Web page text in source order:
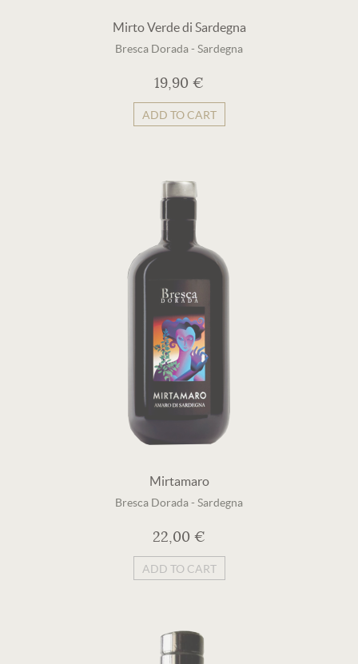
Mirto Verde di Sardegna
Bresca Dorada- Sardegna
19,90 €
ADD TO CART
Mirtamaro
Bresca Dorada- Sardegna
22,00 €
ADD TO CART